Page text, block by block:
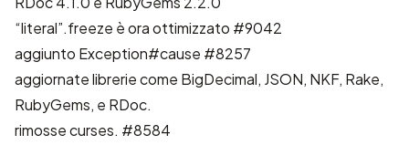
“literal”.freeze è ora ottimizzato #9042
aggiunto Exception#cause #8257
aggiornate librerie come BigDecimal, JSON, NKF, Rake,
RubyGems, e RDoc.
rimosse curses. #8584